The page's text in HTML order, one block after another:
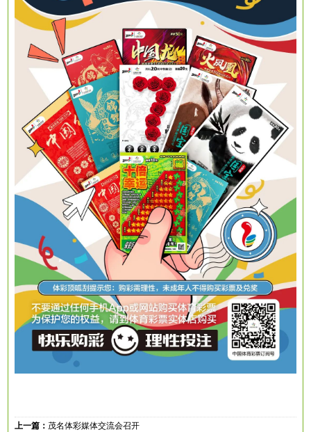
上一篇： 茂名体彩媒体交流会召开